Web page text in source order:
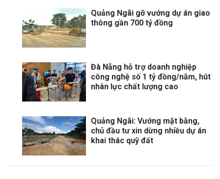
Quảng Ngãi gỡ vướng dự án giao
thông gần 700 tỷ đồng
Đà Nẵng hỗ trợ doanh nghiệp
công nghệ số 1 tỷ đồng/năm, hút
nhân lực chất lượng cao
Quảng Ngãi: Vướng mặt bằng,
chủ đầu tư xin dừng nhiều dự án
khai thác quỹ đất